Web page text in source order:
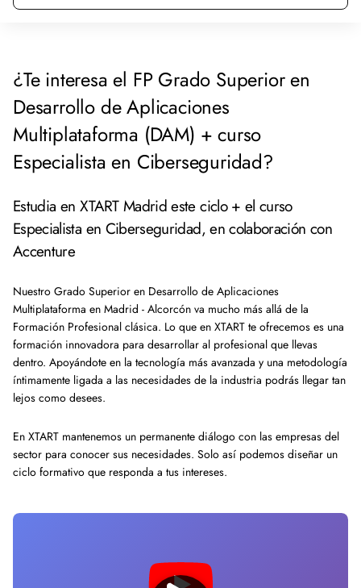
¿Te interesa el FP Grado Superior en
Desarrollo de Aplicaciones
Multiplataforma (DAM) + curso
Especialista en Ciberseguridad?
Estudia en XTART Madrid este ciclo + el curso
Especialista en Ciberseguridad, en colaboración con
Accenture
Nuestro Grado Superior en Desarrollo de Aplicaciones
Multiplataforma en Madrid - Alcorcón va mucho más allá de la
Formación Profesional clásica. Lo que en XTART te ofrecemos es una
formación innovadora para desarrollar al profesional que llevas
dentro. Apoyándote en la tecnología más avanzada y una metodología
íntimamente ligada a las necesidades de la industria podrás llegar tan
lejos como desees.
En XTART mantenemos un permanente diálogo con las empresas del
sector para conocer sus necesidades. Solo así podemos diseñar un
ciclo formativo que responda a tus intereses.